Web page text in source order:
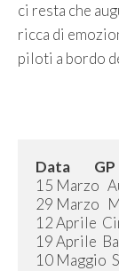
ci resta che
ricca di
piloti a bordo
Data
15 Marzo
29 Marzo
12 Aprile
19 Aprile
10 Maggio